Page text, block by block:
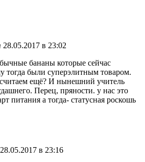
28.05.2017 в 23:02
бананы которые сейчас
тогда были суперэлитным товаром.
ещё? И нынешний учитель
Перец, пряности. у нас это
питания а тогда- статусная роскошь
28.05.2017 в 23:16